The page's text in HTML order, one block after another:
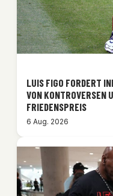
LUIS FIGO FORDERT
VON KONTROVERSEN
FRIEDENSPREIS
6 Aug. 2026